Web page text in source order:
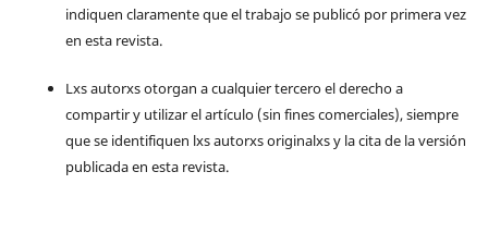
indiquen claramente que el trabajo se publicó por primera vez
en esta revista.
Lxs autorxs otorgan a cualquier tercero el derecho a
compartir y utilizar el artículo (sin fines comerciales), siempre
que se identifiquen lxs autorxs originalxs y la cita de la versión
publicada en esta revista.